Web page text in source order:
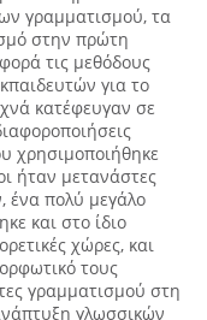
γραμματισμού, τα
στην πρώτη
τις μεθόδους
για το
κατέφευγαν σε
χρησιμοποιήθηκε
ήταν μετανάστες
ένα πολύ μεγάλο
και στο ίδιο
χώρες, και
τους
γραμματισμού στη
γλωσσικών